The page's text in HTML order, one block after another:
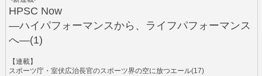
HPSC Now
―ハイパフォーマンスから、ライフパフォーマンス
へ―(1)
【連載】
スポーツ庁・室伏広治長官のスポーツ界の空に放つエール(17)